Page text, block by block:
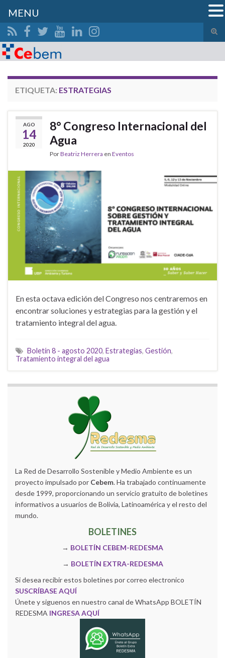
el
Search for:
ETIQUETA: ESTRATEGIAS
AGO
14
2020
8° Congreso Internacional del
Agua
PorBeatriz Herrera en Eventos
En esta octava edición del Congreso nos centraremos en
encontrar soluciones y estrategias para la gestión y el
tratamiento integral del agua.
Boletín 8 - agosto 2020, Estrategias, Gestión,
Tratamiento integral del agua
La Red de Desarrollo Sostenible y Medio Ambiente es un
proyecto impulsado por Cebem. Ha trabajado continuamente
desde 1999, proporcionando un servicio gratuito de boletines
informativos a usuarios de Bolivia, Latinoamérica y el resto del
mundo.
BOLETINES
→ BOLETÍN CEBEM-REDESMA
→ BOLETÍN EXTRA-REDESMA
Si desea recibir estos boletines por correo electronico
SUSCRÍBASE AQUÍ
Únete y siguenos en nuestro canal de WhatsApp BOLETÍN
REDESMA INGRESA AQUÍ
MENU